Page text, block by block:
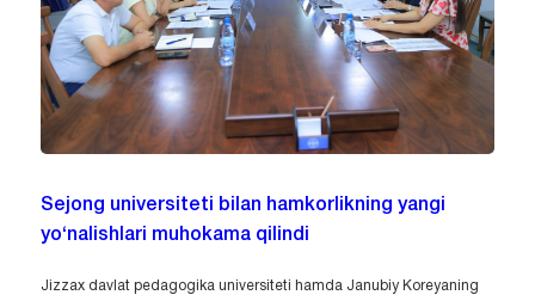
Sejong universiteti bilan hamkorlikning yangi
yo‘nalishlari muhokama qilindi
Jizzax davlat pedagogika universiteti hamda Janubiy Koreyaning